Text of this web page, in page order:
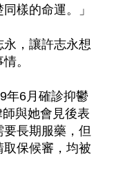
樣的命運。」
永，讓許志永想
。
年6月確診抑鬱
與她會見後表
長期服藥，但
保候審，均被